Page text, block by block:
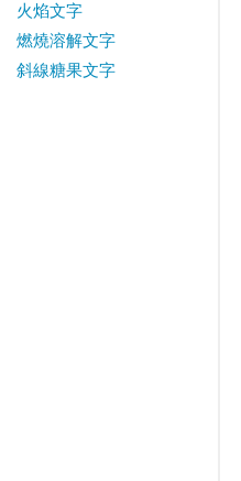
火焰文字
燃燒溶解文字
斜線糖果文字